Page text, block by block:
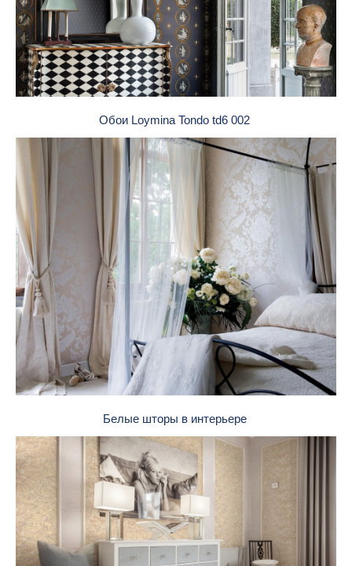
Обои Loymina Tondo td6 002
Белые шторы в интерьере